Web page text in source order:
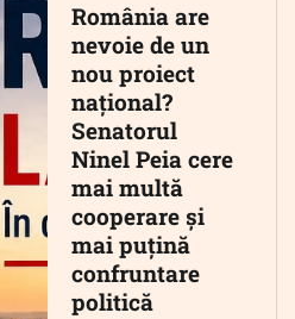
România are
nevoie de un
nou proiect
național?
Senatorul
Ninel Peia cere
mai multă
cooperare și
mai puțină
confruntare
politică